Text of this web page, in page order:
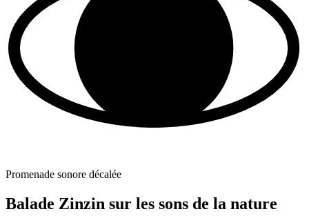
Promenade sonore décalée
Balade Zinzin sur les sons de la nature